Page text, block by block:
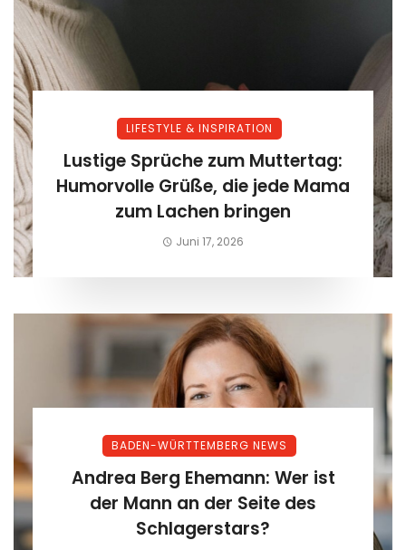
LIFESTYLE & INSPIRATION
Lustige Sprüche zum Muttertag:
Humorvolle Grüße, die jede Mama
zum Lachen bringen
Juni 17, 2026
BADEN-WÜRTTEMBERG NEWS
Andrea Berg Ehemann: Wer ist
der Mann an der Seite des
Schlagerstars?